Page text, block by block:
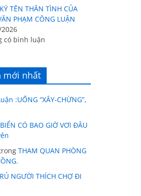
TÊN THÂN TÌNH CỦA
PHẠM CÔNG LUẬN
có bình luận
mới nhất
:UỐNG “XÂY-CHỪNG”,
BIỂN CÓ BAO GIỜ VƠI ĐÂU
THAM QUAN PHÒNG
RỦ NGƯỜI THÍCH CHỢ ĐI